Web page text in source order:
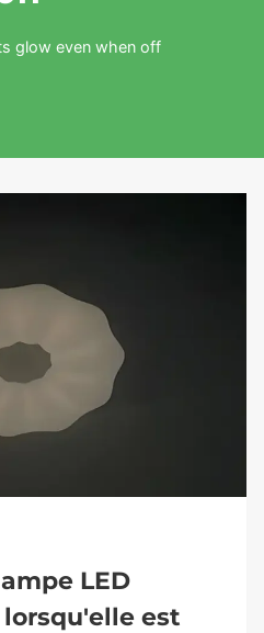
glow even when off
LED
est